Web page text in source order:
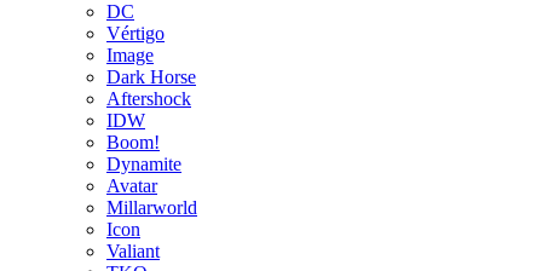
DC
Vértigo
Image
Dark Horse
Aftershock
IDW
Boom!
Dynamite
Avatar
Millarworld
Icon
Valiant